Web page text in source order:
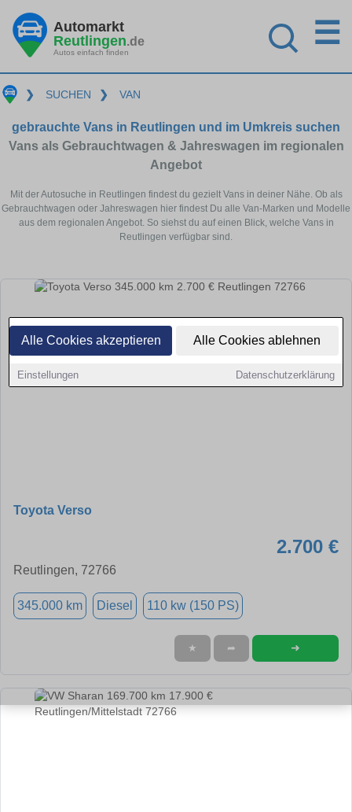
Alle Cookies akzeptieren Alle Cookies ablehnen
Einstellungen Datenschutzerklärung
Automarkt
Reutlingen.de
Autos einfach finden
☰
❯ SUCHEN ❯ VAN
gebrauchte Vans in Reutlingen und im Umkreis suchen
Vans als Gebrauchtwagen & Jahreswagen im regionalen
Angebot
Mit der Autosuche in Reutlingen findest du gezielt Vans in deiner Nähe. Ob als
Gebrauchtwagen oder Jahreswagen hier findest Du alle Van-Marken und Modelle
aus dem regionalen Angebot. So siehst du auf einen Blick, welche Vans in
Reutlingen verfügbar sind.
Toyota Verso
2.700 €
Reutlingen, 72766
345.000 km Diesel 110 kw (150 PS)
★ ➦ ➜